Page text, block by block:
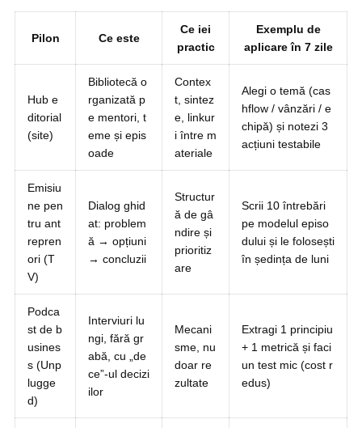
Pilon Ce este
Ce iei
practic
Exemplu de
aplicare în 7 zile
Hub e
ditorial
(site)
Bibliotecă o
rganizată p
e mentori, t
eme și epis
oade
Contex
t, sintez
e, linkur
i între m
ateriale
Alegi o temă (cas
hflow / vânzări / e
chipă) și notezi 3
acțiuni testabile
Emisiu
ne pen
tru ant
repren
ori (T
V)
Dialog ghid
at: problem
ă → opțiuni
→ concluzii
Structur
ă de gâ
ndire și
prioritiz
are
Scrii 10 întrebări
pe modelul episo
dului și le folosești
în ședința de luni
Podca
st de b
usines
s (Unp
lugge
d)
Interviuri lu
ngi, fără gr
abă, cu „de
ce”-ul decizi
ilor
Mecani
sme, nu
doar re
zultate
Extragi 1 principiu
+ 1 metrică și faci
un test mic (cost r
edus)